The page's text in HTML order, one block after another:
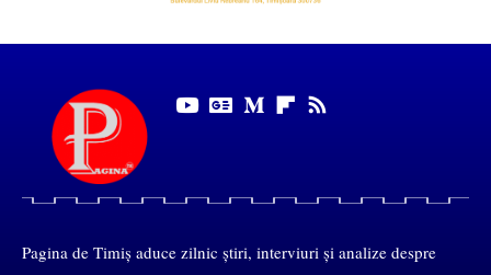
Pagina de Timiș aduce zilnic știri, interviuri și analize despre